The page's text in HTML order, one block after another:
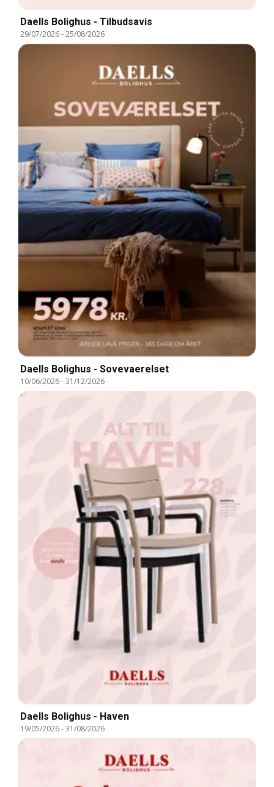
Daells Bolighus - Tilbudsavis
29/07/2026-25/08/2026
Daells Bolighus - Sovevaerelset
10/06/2026-31/12/2026
Daells Bolighus - Haven
19/05/2026-31/08/2026